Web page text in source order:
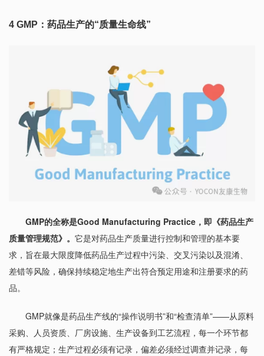
4 GMP：药品生产的“质量生命线”
GMP的全称是Good Manufacturing Practice，即《药品生产
质量管理规范》。 它是对药品生产质量进行控制和管理的基本要
求，旨在最大限度降低药品生产过程中污染、交叉污染以及混淆、
差错等风险，确保持续稳定地生产出符合预定用途和注册要求的药
品。
GMP就像是药品生产线的“操作说明书”和“检查清单”——从原料
采购、人员资质、厂房设施、生产设备到工艺流程，每一个环节都
有严格规定；生产过程必须有记录，偏差必须经过调查并记录，每